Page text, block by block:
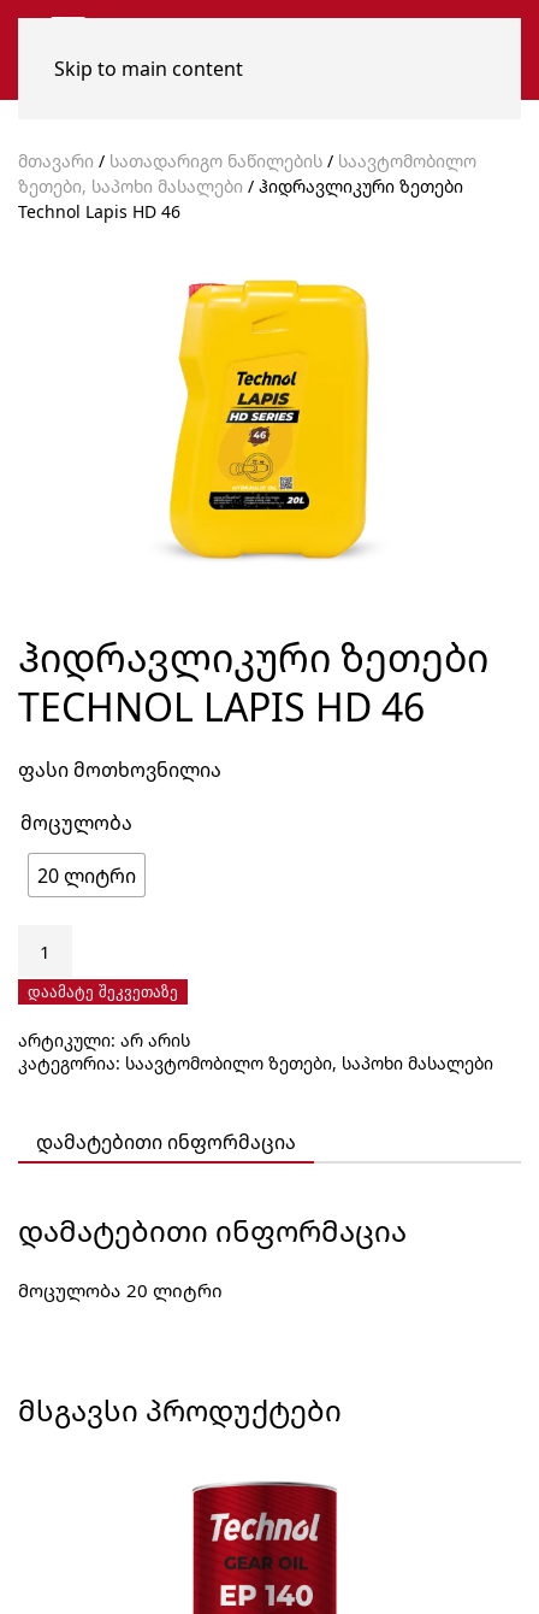
Skip to main content
მთავარი / სათადარიგო ნაწილების / საავტომობილო
ზეთები, საპოხი მასალები / ჰიდრავლიკური ზეთები
Technol Lapis HD 46
ᲰᲘᲓᲠᲐᲕᲚᲘᲙᲣᲠᲘ ᲖᲔᲗᲔᲑᲘ
TECHNOL LAPIS HD 46
ფასი მოთხოვნილია
მოცულობა
20 ლიტრი
ჰიდრავლიკური
ზეთები
Lapis
HD
დაამატე შეკვეთაზე
არტიკული: არ არის
კატეგორია: საავტომობილო ზეთები, საპოხი მასალები
დამატებითი ინფორმაცია
ᲓᲐᲛᲐᲢᲔᲑᲘᲗᲘ ᲘᲜᲤᲝᲠᲛᲐᲪᲘᲐ
მოცულობა 20 ლიტრი
ᲛᲡᲒᲐᲕᲡᲘ ᲞᲠᲝᲓᲣᲥᲢᲔᲑᲘ